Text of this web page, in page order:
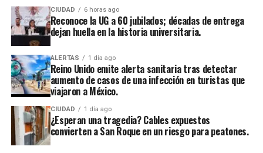
CIUDAD 6 horas ago
Reconoce la UG a 60 jubilados; décadas de entrega
dejan huella en la historia universitaria.
ALERTAS 1 día ago
Reino Unido emite alerta sanitaria tras detectar
aumento de casos de una infección en turistas que
viajaron a México.
CIUDAD 1 día ago
¿Esperan una tragedia? Cables expuestos
convierten a San Roque en un riesgo para peatones.